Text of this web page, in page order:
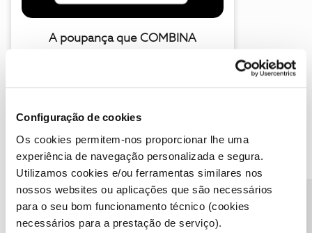
Configuração de cookies
Os cookies permitem-nos proporcionar lhe uma
experiência de navegação personalizada e segura.
Utilizamos cookies e/ou ferramentas similares nos
nossos websites ou aplicações que são necessários
para o seu bom funcionamento técnico (cookies
necessários para a prestação de serviço).
A poupança que COMBINA
Descubra as novidades de junho